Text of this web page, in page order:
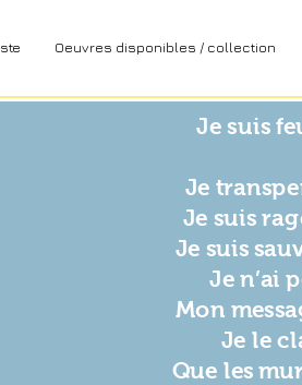
Oeuvres disponibles / collection
Je suis
Je
Je suis
Je suis
Je n’ai
Mon
Je le
Que les